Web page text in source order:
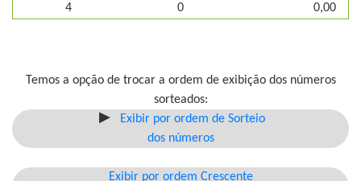
4
0 0,00
Temos a opção de trocar a ordem de exibição dos números
sorteados:
Exibir por ordem de Sorteio
dos números
Exibir por ordem Crescente